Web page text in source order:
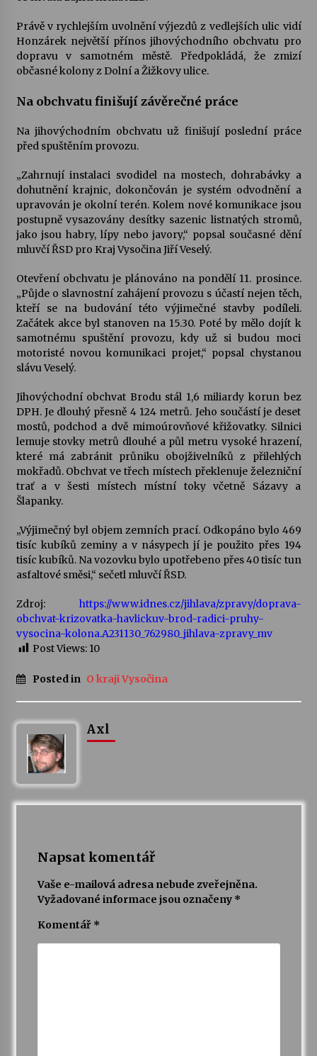
Právě v rychlejším uvolnění výjezdů z vedlejších ulic vidí
Honzárek největší přínos jihovýchodního obchvatu pro
dopravu v samotném městě. Předpokládá, že zmizí
občasné kolony z Dolní a Žižkovy ulice.
Na obchvatu finišují závěrečné práce
Na jihovýchodním obchvatu už finišují poslední práce
před spuštěním provozu.
„Zahrnují instalaci svodidel na mostech, dohrabávky a
dohutnění krajnic, dokončován je systém odvodnění a
upravován je okolní terén. Kolem nové komunikace jsou
postupně vysazovány desítky sazenic listnatých stromů,
jako jsou habry, lípy nebo javory,“ popsal současné dění
mluvčí ŘSD pro Kraj Vysočina Jiří Veselý.
Otevření obchvatu je plánováno na pondělí 11. prosince.
„Půjde o slavnostní zahájení provozu s účastí nejen těch,
kteří se na budování této výjimečné stavby podíleli.
Začátek akce byl stanoven na 15.30. Poté by mělo dojít k
samotnému spuštění provozu, kdy už si budou moci
motoristé novou komunikaci projet,“ popsal chystanou
slávu Veselý.
Jihovýchodní obchvat Brodu stál 1,6 miliardy korun bez
DPH. Je dlouhý přesně 4 124 metrů. Jeho součástí je deset
mostů, podchod a dvě mimoúrovňové křižovatky. Silnici
lemuje stovky metrů dlouhé a půl metru vysoké hrazení,
které má zabránit průniku obojživelníků z přilehlých
mokřadů. Obchvat ve třech místech překlenuje železniční
trať a v šesti místech místní toky včetně Sázavy a
Šlapanky.
„Výjimečný byl objem zemních prací. Odkopáno bylo 469
tisíc kubíků zeminy a v násypech jí je použito přes 194
tisíc kubíků. Na vozovku bylo upotřebeno přes 40 tisíc tun
asfaltové směsi,“ sečetl mluvčí ŘSD.
Zdroj: https://www.idnes.cz/jihlava/zpravy/doprava-
obchvat-krizovatka-havlickuv-brod-radici-pruhy-
vysocina-kolona.A231130_762980_jihlava-zpravy_mv
Post Views: 10
Posted in O kraji Vysočina
Axl
Napsat komentář
Vaše e-mailová adresa nebude zveřejněna.
Vyžadované informace jsou označeny *
Komentář *